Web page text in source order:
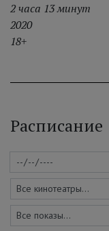
2 часа 13 минут
2020
18+
Расписание